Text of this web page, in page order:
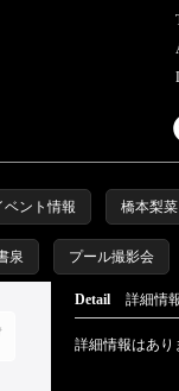
ベント情報 橋本梨菜
泉 プール撮影会
Detail 詳細情
詳細情報はあり